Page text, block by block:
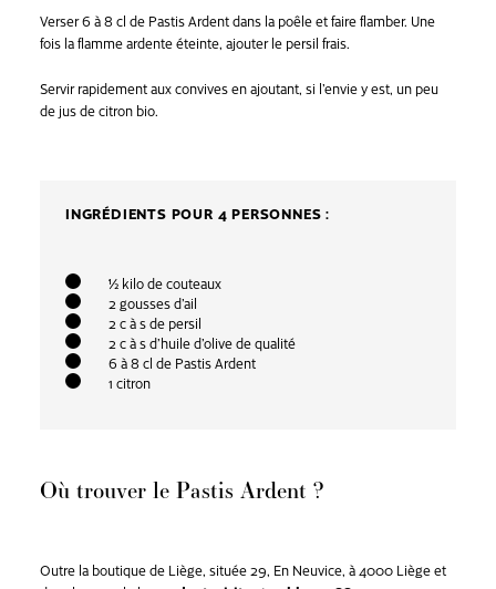
INGRÉDIENTS POUR 4 PERSONNES :
½ kilo de couteaux
2 gousses d’ail
2 c à s de persil
2 c à s d’huile d’olive de qualité
6 à 8 cl de Pastis Ardent
1 citron
Verser 6 à 8 cl de Pastis Ardent dans la poêle et faire flamber. Une
fois la flamme ardente éteinte, ajouter le persil frais.
Servir rapidement aux convives en ajoutant, si l’envie y est, un peu
de jus de citron bio.
Où trouver le Pastis Ardent ?
Outre la boutique de Liège, située 29, En Neuvice, à 4000 Liège et